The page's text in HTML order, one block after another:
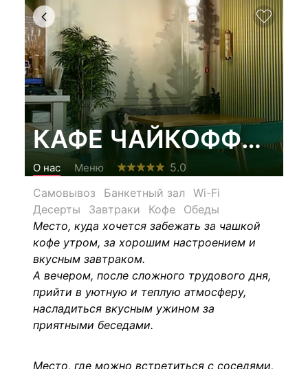
КАФЕ
О нас Меню
5.0
Самовывоз
Банкетный зал
Wi-Fi
Десерты
Завтраки Кофе
Обеды
Место, куда хочется забежать за чашкой
кофе утром, за хорошим настроением и
вкусным завтраком.
А вечером, после сложного трудового дня,
прийти в уютную и теплую атмосферу,
насладиться вкусным ужином за
приятными беседами.
Место, где можно встретиться с соседями,